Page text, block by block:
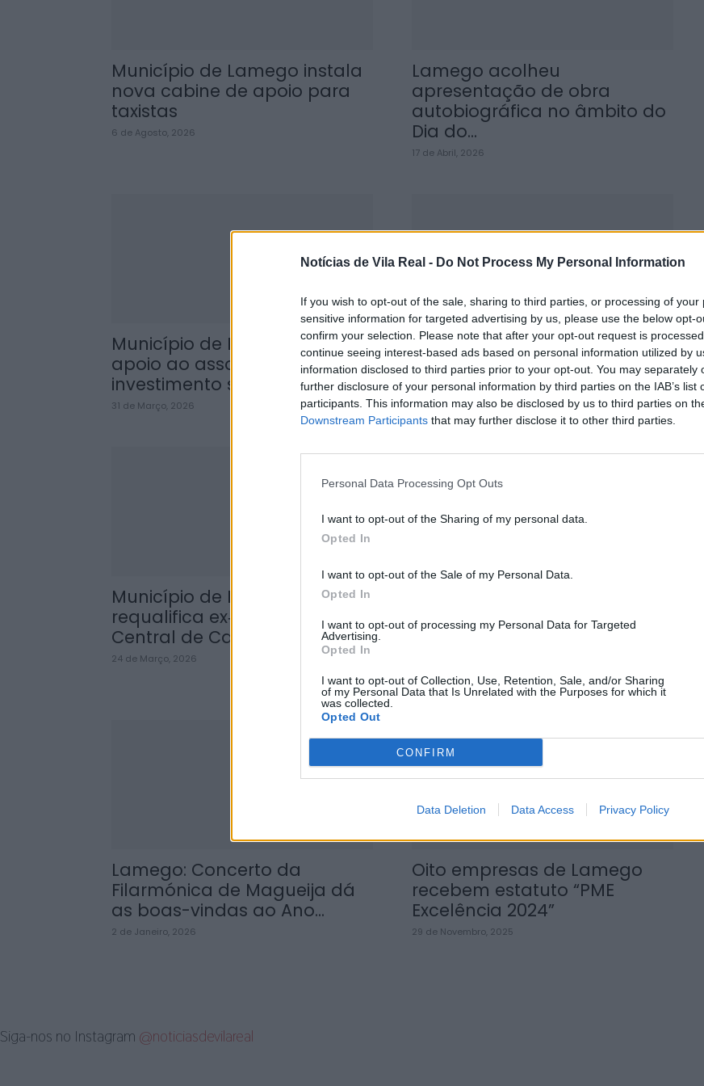
Notícias de Vila Real - Do Not Process My Personal Information
If you wish to opt-out of the sale, sharing to third parties, or processing of your
sensitive information for targeted advertising by us, please use the below opt-
confirm your selection. Please note that after your opt-out request is
continue seeing interest-based ads based on personal information utilized by
information disclosed to third parties prior to your opt-out. You may separately
further disclosure of your personal information by third parties on the IAB’s list
participants. This information may also be disclosed by us to third parties on
Downstream Participants that may further disclose it to other third parties.
Personal Data Processing Opt Outs
I want to opt-out of the Sharing of my personal data.
Opted In
I want to opt-out of the Sale of my Personal Data.
Opted In
I want to opt-out of processing my Personal Data for Targeted
Advertising.
Opted In
I want to opt-out of Collection, Use, Retention, Sale, and/or Sharing
of my Personal Data that Is Unrelated with the Purposes for which it
was collected.
Opted Out
CONFIRM
Data Deletion Data Access Privacy Policy
Município de Lamego instala
nova cabine de apoio para
taxistas
6 de Agosto, 2026
Lamego acolheu
apresentação de obra
autobiográfica no âmbito do
Dia do...
17 de Abril, 2026
Município de Lamego reforça
apoio ao associativismo com
investimento superior a...
31 de Março, 2026
Lamego investe mais de 1,7
milhões de euros na
requalificação da...
26 de Março, 2026
Município de Lamego
requalifica ex‑EN226‑1 e Rua
Central de Cambres num...
24 de Março, 2026
transformar antigo quartel
dos Bombeiros em
24 de Janeiro, 2026
Lamego: Concerto da
Filarmónica de Magueija dá
as boas-vindas ao Ano...
2 de Janeiro, 2026
Oito empresas de Lamego
recebem estatuto “PME
Excelência 2024”
29 de Novembro, 2025
Siga-nos no Instagram @noticiasdevilareal